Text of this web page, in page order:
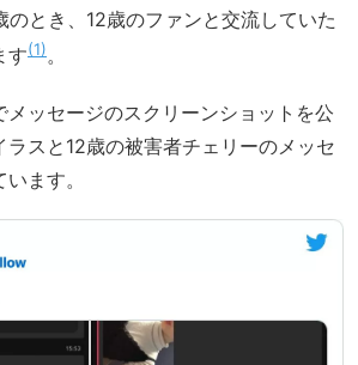
のとき、12歳のファンと交流していた
す 1 。
メッセージのスクリーンショットを公
ラスと12歳の被害者チェリーのメッセ
ます。